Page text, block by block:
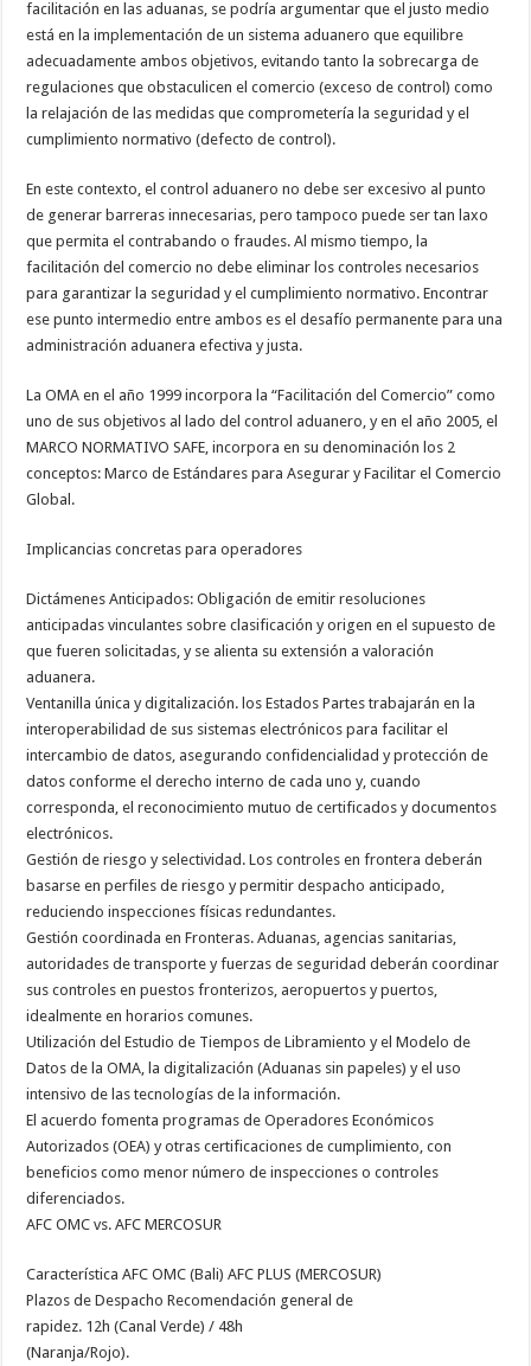
facilitación en las aduanas, se podría argumentar que el justo medio
está en la implementación de un sistema aduanero que equilibre
adecuadamente ambos objetivos, evitando tanto la sobrecarga de
regulaciones que obstaculicen el comercio (exceso de control) como
la relajación de las medidas que comprometería la seguridad y el
cumplimiento normativo (defecto de control).
En este contexto, el control aduanero no debe ser excesivo al punto
de generar barreras innecesarias, pero tampoco puede ser tan laxo
que permita el contrabando o fraudes. Al mismo tiempo, la
facilitación del comercio no debe eliminar los controles necesarios
para garantizar la seguridad y el cumplimiento normativo. Encontrar
ese punto intermedio entre ambos es el desafío permanente para una
administración aduanera efectiva y justa.
La OMA en el año 1999 incorpora la “Facilitación del Comercio” como
uno de sus objetivos al lado del control aduanero, y en el año 2005, el
MARCO NORMATIVO SAFE, incorpora en su denominación los 2
conceptos: Marco de Estándares para Asegurar y Facilitar el Comercio
Global.
Implicancias concretas para operadores
Dictámenes Anticipados: Obligación de emitir resoluciones
anticipadas vinculantes sobre clasificación y origen en el supuesto de
que fueren solicitadas, y se alienta su extensión a valoración
aduanera.
Ventanilla única y digitalización. los Estados Partes trabajarán en la
interoperabilidad de sus sistemas electrónicos para facilitar el
intercambio de datos, asegurando confidencialidad y protección de
datos conforme el derecho interno de cada uno y, cuando
corresponda, el reconocimiento mutuo de certificados y documentos
electrónicos.
Gestión de riesgo y selectividad. Los controles en frontera deberán
basarse en perfiles de riesgo y permitir despacho anticipado,
reduciendo inspecciones físicas redundantes.
Gestión coordinada en Fronteras. Aduanas, agencias sanitarias,
autoridades de transporte y fuerzas de seguridad deberán coordinar
sus controles en puestos fronterizos, aeropuertos y puertos,
idealmente en horarios comunes.
Utilización del Estudio de Tiempos de Libramiento y el Modelo de
Datos de la OMA, la digitalización (Aduanas sin papeles) y el uso
intensivo de las tecnologías de la información.
El acuerdo fomenta programas de Operadores Económicos
Autorizados (OEA) y otras certificaciones de cumplimiento, con
beneficios como menor número de inspecciones o controles
diferenciados.
AFC OMC vs. AFC MERCOSUR
Característica AFC OMC (Bali) AFC PLUS (MERCOSUR)
Plazos de Despacho Recomendación general de
rapidez. 12h (Canal Verde) / 48h
(Naranja/Rojo).